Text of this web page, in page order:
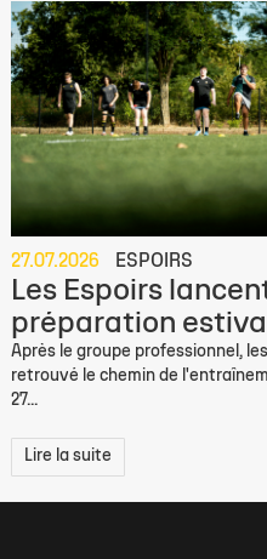
27.07.2026 ESPOIRS
Les Espoirs
préparation
Après le groupe professionnel,
retrouvé le chemin de
27...
Lire la suite